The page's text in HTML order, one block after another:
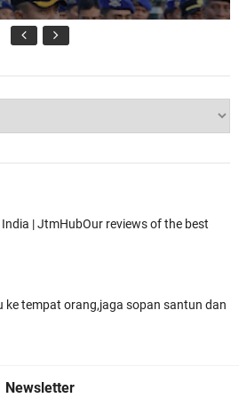
Edukasi Tertib Berlalu di
| JtmHubOur reviews of the best
ke tempat orang,jaga sopan santun dan